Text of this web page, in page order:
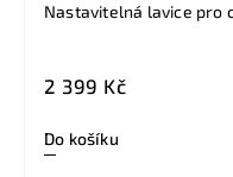
Nastavitelná lavice pro
2 399 Kč
Do košíku